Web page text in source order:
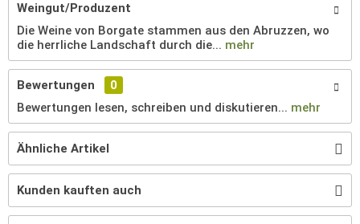
Weingut/Produzent
Die Weine von Borgate stammen aus den Abruzzen, wo
die herrliche Landschaft durch die... mehr
Bewertungen
0
Bewertungen lesen, schreiben und diskutieren... mehr
Ähnliche Artikel
Kunden kauften auch